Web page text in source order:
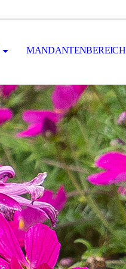
MANDANTENBEREICH